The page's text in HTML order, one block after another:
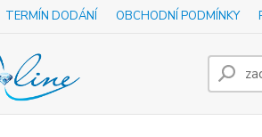
TERMÍN DODÁNÍ OBCHODNÍ PODMÍNKY